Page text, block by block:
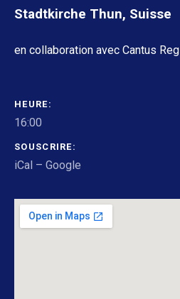
Stadtkirche Thun, Suisse
en collaboration avec Cantus
DÉTAILS DU CONCERT
HEURE
16:00
SOUSCRIRE
iCal Google